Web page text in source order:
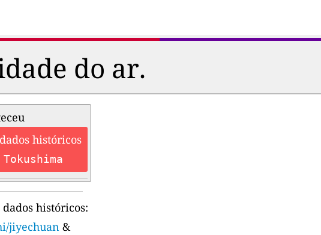
do ar.
históricos
históricos:
jiyechuan &